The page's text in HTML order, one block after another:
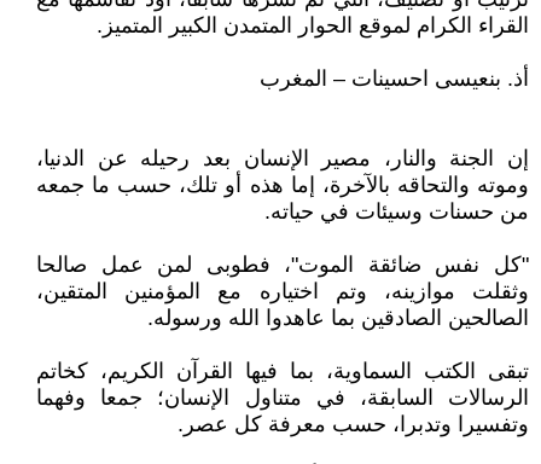
القراء الكرام لموقع الحوار المتمدن الكبير المتميز.
أذ. بنعيسى احسينات – المغرب
إن الجنة والنار، مصير الإنسان بعد رحيله عن الدنيا،
وموته والتحاقه بالآخرة، إما هذه أو تلك، حسب ما جمعه
من حسنات وسيئات في حياته.
"كل نفس ضائقة الموت"، فطوبى لمن عمل صالحا
وثقلت موازينه، وتم اختياره مع المؤمنين المتقين،
الصالحين الصادقين بما عاهدوا الله ورسوله.
تبقى الكتب السماوية، بما فيها القرآن الكريم، كخاتم
الرسالات السابقة، في متناول الإنسان؛ جمعا وفهما
وتفسيرا وتدبرا، حسب معرفة كل عصر.